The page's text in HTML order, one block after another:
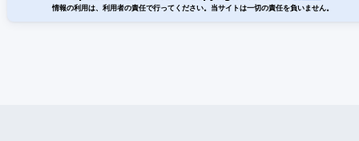
情報の利用は、利用者の責任で行ってください。当サイトは一切の責任を負いません。